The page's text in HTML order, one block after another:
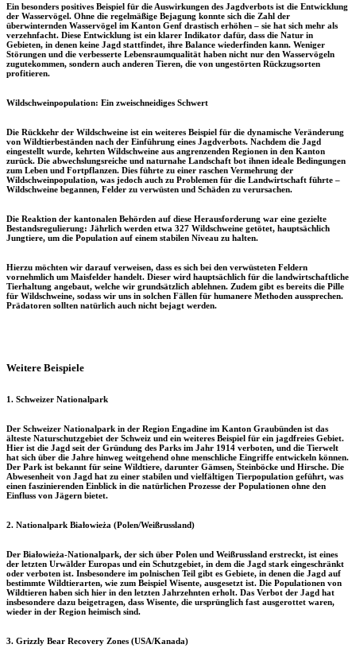
Ein besonders positives Beispiel für die Auswirkungen des Jagdverbots ist die Entwicklung
der Wasservögel. Ohne die regelmäßige Bejagung konnte sich die Zahl der
überwinternden Wasservögel im Kanton Genf drastisch erhöhen – sie hat sich mehr als
verzehnfacht. Diese Entwicklung ist ein klarer Indikator dafür, dass die Natur in
Gebieten, in denen keine Jagd stattfindet, ihre Balance wiederfinden kann. Weniger
Störungen und die verbesserte Lebensraumqualität haben nicht nur den Wasservögeln
zugutekommen, sondern auch anderen Tieren, die von ungestörten Rückzugsorten
profitieren.
Wildschweinpopulation: Ein zweischneidiges Schwert
Die Rückkehr der Wildschweine ist ein weiteres Beispiel für die dynamische Veränderung
von Wildtierbeständen nach der Einführung eines Jagdverbots. Nachdem die Jagd
eingestellt wurde, kehrten Wildschweine aus angrenzenden Regionen in den Kanton
zurück. Die abwechslungsreiche und naturnahe Landschaft bot ihnen ideale Bedingungen
zum Leben und Fortpflanzen. Dies führte zu einer raschen Vermehrung der
Wildschweinpopulation, was jedoch auch zu Problemen für die Landwirtschaft führte –
Wildschweine begannen, Felder zu verwüsten und Schäden zu verursachen.
Die Reaktion der kantonalen Behörden auf diese Herausforderung war eine gezielte
Bestandsregulierung: Jährlich werden etwa 327 Wildschweine getötet, hauptsächlich
Jungtiere, um die Population auf einem stabilen Niveau zu halten.
Hierzu möchten wir darauf verweisen, dass es sich bei den verwüsteten Feldern
vornehmlich um Maisfelder handelt. Dieser wird hauptsächlich für die landwirtschaftliche
Tierhaltung angebaut, welche wir grundsätzlich ablehnen. Zudem gibt es bereits die Pille
für Wildschweine, sodass wir uns in solchen Fällen für humanere Methoden aussprechen.
Prädatoren sollten natürlich auch nicht bejagt werden.
Weitere Beispiele
1. Schweizer Nationalpark
Der Schweizer Nationalpark in der Region Engadine im Kanton Graubünden ist das
älteste Naturschutzgebiet der Schweiz und ein weiteres Beispiel für ein jagdfreies Gebiet.
Hier ist die Jagd seit der Gründung des Parks im Jahr 1914 verboten, und die Tierwelt
hat sich über die Jahre hinweg weitgehend ohne menschliche Eingriffe entwickeln können.
Der Park ist bekannt für seine Wildtiere, darunter Gämsen, Steinböcke und Hirsche. Die
Abwesenheit von Jagd hat zu einer stabilen und vielfältigen Tierpopulation geführt, was
einen faszinierenden Einblick in die natürlichen Prozesse der Populationen ohne den
Einfluss von Jägern bietet.
2. Nationalpark Białowieża (Polen/Weißrussland)
Der Białowieża-Nationalpark, der sich über Polen und Weißrussland erstreckt, ist eines
der letzten Urwälder Europas und ein Schutzgebiet, in dem die Jagd stark eingeschränkt
oder verboten ist. Insbesondere im polnischen Teil gibt es Gebiete, in denen die Jagd auf
bestimmte Wildtierarten, wie zum Beispiel Wisente, ausgesetzt ist. Die Populationen von
Wildtieren haben sich hier in den letzten Jahrzehnten erholt. Das Verbot der Jagd hat
insbesondere dazu beigetragen, dass Wisente, die ursprünglich fast ausgerottet waren,
wieder in der Region heimisch sind.
3. Grizzly Bear Recovery Zones (USA/Kanada)